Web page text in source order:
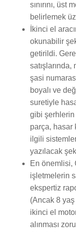
sınırını, üst
belirlemek
İkinci el
okunabilir
getirildi.
satışlarında,
şasi
boyalı ve
suretiyle
gibi şerhlerin
parça, hasar
ilgili
yazılacak
En önemlisi,
işletmelerin
ekspertiz
(Ancak 8
ikinci el
alınması